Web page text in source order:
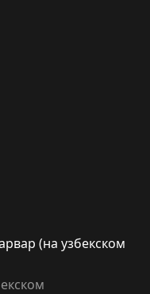
(на узбекском